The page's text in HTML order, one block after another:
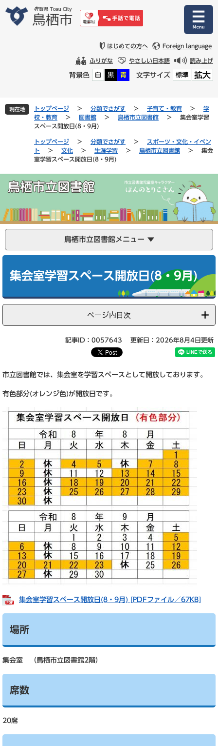
文
はじめての方へ Foreign language
ふりがな やさしい日本語 読み上げ
背景色 白 黒 青 文字サイズ 標準 拡大
現在地 トップページ > 分類でさがす > 子育て・教育 >
学
校・教育
> 図書館 > 鳥栖市立図書館 >
集会室学習
スペース開放日(8・9月)
トップページ > 分類でさがす >
スポーツ・文化・イベン
ト
> 文化 > 生涯学習 > 鳥栖市立図書館 >
集会
室学習スペース開放日(8・9月)
鳥栖市立図書館メニュー
集会室学習スペース開放日(8・9月)
ページ内目次
記事ID：0057643 更新日：2026年8月4日更新
市立図書館では、集会室を学習スペースとして開放しております。
有色部分(オレンジ色)が開放日です。
集会室学習スペース開放日(8・9月) [PDFファイル／67KB]
場所
集会室 （鳥栖市立図書館2階）
席数
20席